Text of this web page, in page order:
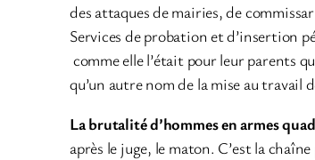
des attaques de mairies, de
Services de probation et d’insertion
comme elle l’était pour leur parents
qu’un autre nom de la mise au travail
La brutalité d’hommes en armes
après le juge, le maton. C’est la